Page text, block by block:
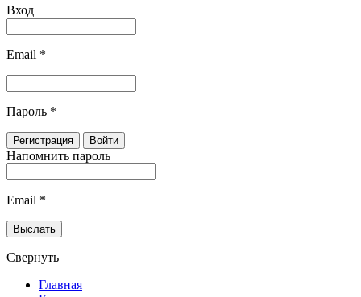
Вход
Email *
Пароль *
Напомнить пароль
Email *
Свернуть
Главная